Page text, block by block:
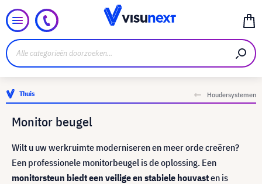
Thuis Houdersystemen
Monitor beugel
Wilt u uw werkruimte moderniseren en meer orde creëren?
Een professionele monitorbeugel is de oplossing. Een
monitorsteun biedt een veilige en stabiele houvasten is